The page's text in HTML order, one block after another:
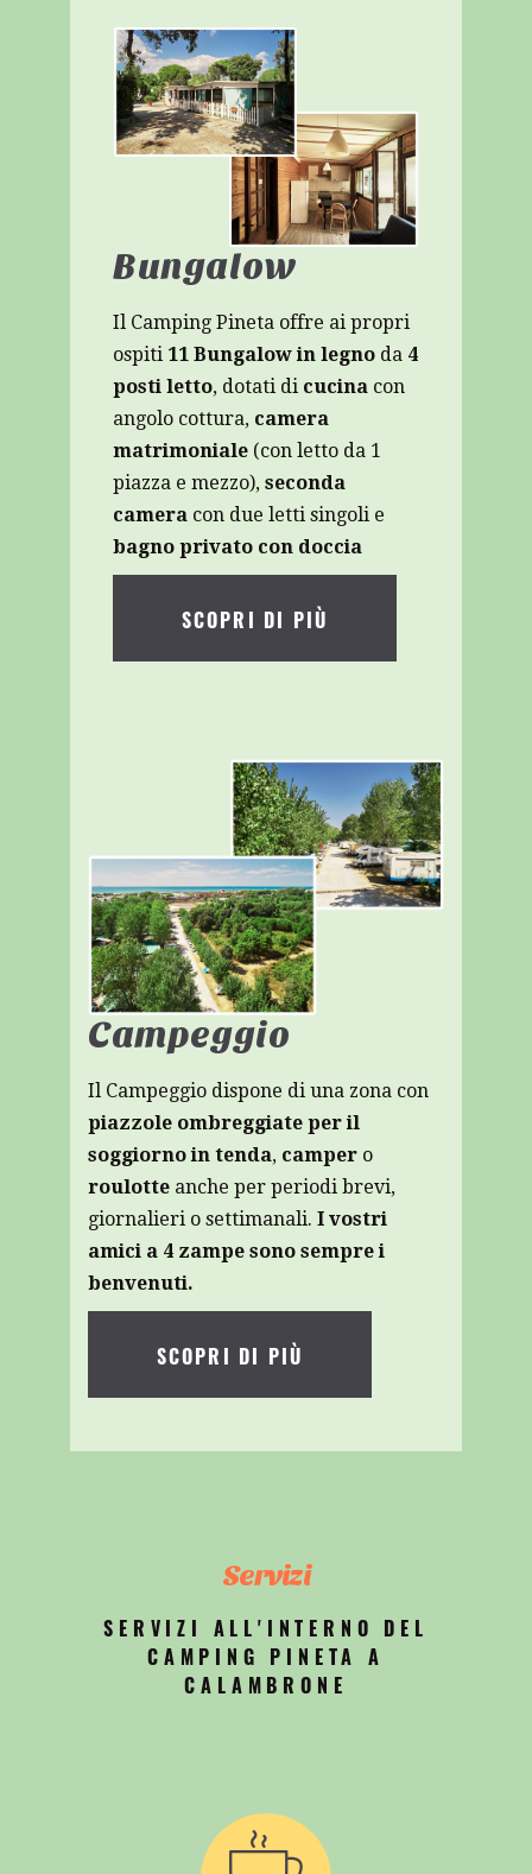
Bungalow
Il Camping Pineta offre ai propri
ospiti 11 Bungalow in legno da 4
posti letto, dotati di cucina con
angolo cottura, camera
matrimoniale (con letto da 1
piazza e mezzo), seconda
camera con due letti singoli e
bagno privato con doccia
SCOPRI DI PIÙ
Campeggio
Il Campeggio dispone di una zona con
piazzole ombreggiate per il
soggiorno in tenda, camper o
roulotte anche per periodi brevi,
giornalieri o settimanali. I vostri
amici a 4 zampe sono sempre i
benvenuti.
SCOPRI DI PIÙ
Servizi
SERVIZI ALL'INTERNO DEL
CAMPING PINETA A
CALAMBRONE